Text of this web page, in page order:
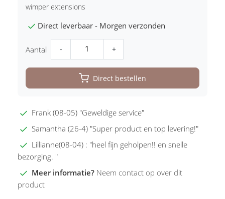
wimper extensions
Direct leverbaar - Morgen verzonden
Aantal - +
Direct bestellen
Frank (08-05) "Geweldige service"
Samantha (26-4) "Super product en top levering!"
Lillianne(08-04) : "heel fijn geholpen!! en snelle
bezorging. "
Meer informatie? Neem contact op over dit
product